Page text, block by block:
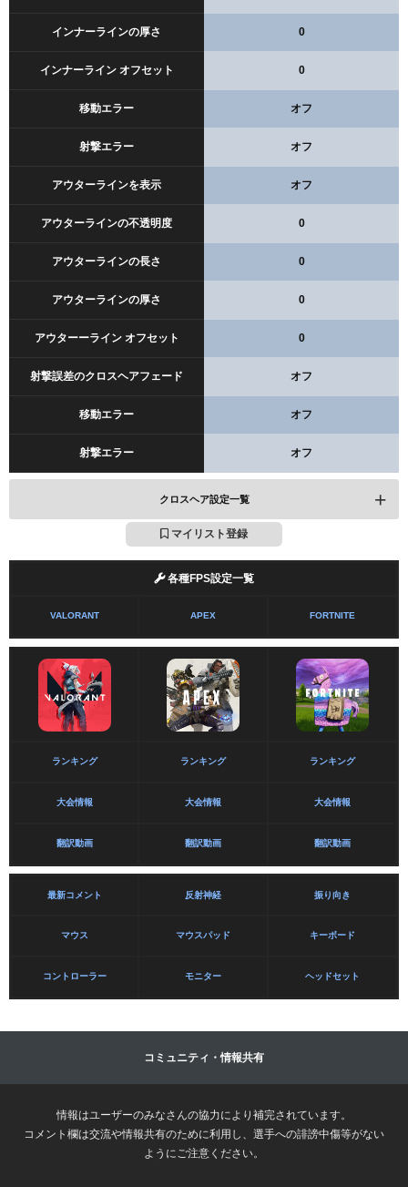
インナーラインの厚さ 0
インナーライン オフセット 0
移動エラー オフ
射撃エラー オフ
アウターラインを表示 オフ
アウターラインの不透明度 0
アウターラインの長さ 0
アウターラインの厚さ 0
アウターーライン オフセット 0
射撃誤差のクロスヘアフェード オフ
移動エラー オフ
射撃エラー オフ
クロスヘア設定一覧
輪郭の厚さ 1
センタードット オン
マイリスト登録
各種FPS設定一覧
VALORANT APEX FORTNITE
ランキング ランキング ランキング
大会情報 大会情報 大会情報
翻訳動画 翻訳動画 翻訳動画
最新コメント 反射神経 振り向き
マウス マウスパッド キーボード
コントローラー モニター ヘッドセット
コミュニティ・情報共有
情報はユーザーのみなさんの協力により補完されています。
コメント欄は交流や情報共有のために利用し、選手への誹謗中傷等がない
ようにご注意ください。